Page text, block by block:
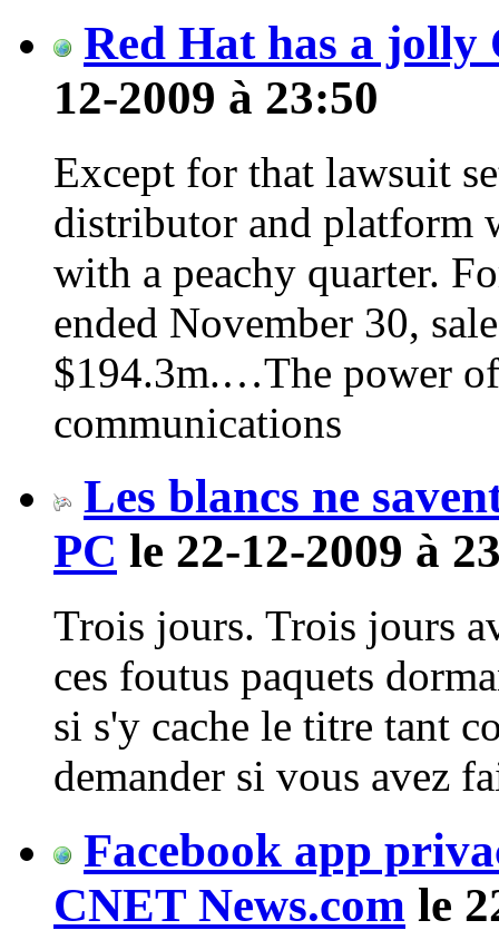
Red Hat has a jolly
12-2009 à 23:50
Except for that lawsuit
distributor and platform
with a peachy quarter.
ended November 30,
$194.3m.…The power
communications
Les blancs ne
PC le 22-12-2009 à
Trois jours. Trois jours
ces foutus paquets
si s'y cache le titre tant
demander si vous avez
Facebook app
CNET News.com le